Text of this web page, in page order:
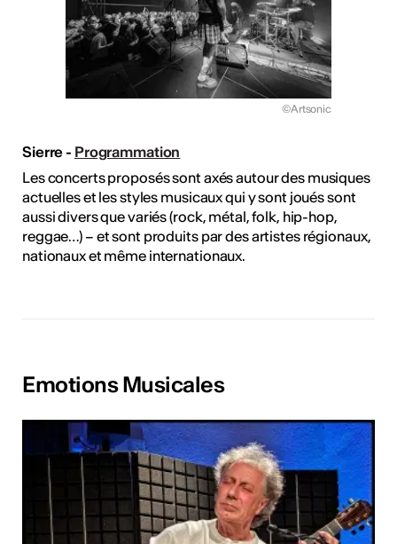
©Artsonic
Sierre - Programmation
Les concerts proposés sont axés autour des musiques
actuelles et les styles musicaux qui y sont joués sont
aussi divers que variés (rock, métal, folk, hip-hop,
reggae…) – et sont produits par des artistes régionaux,
nationaux et même internationaux.
Emotions Musicales